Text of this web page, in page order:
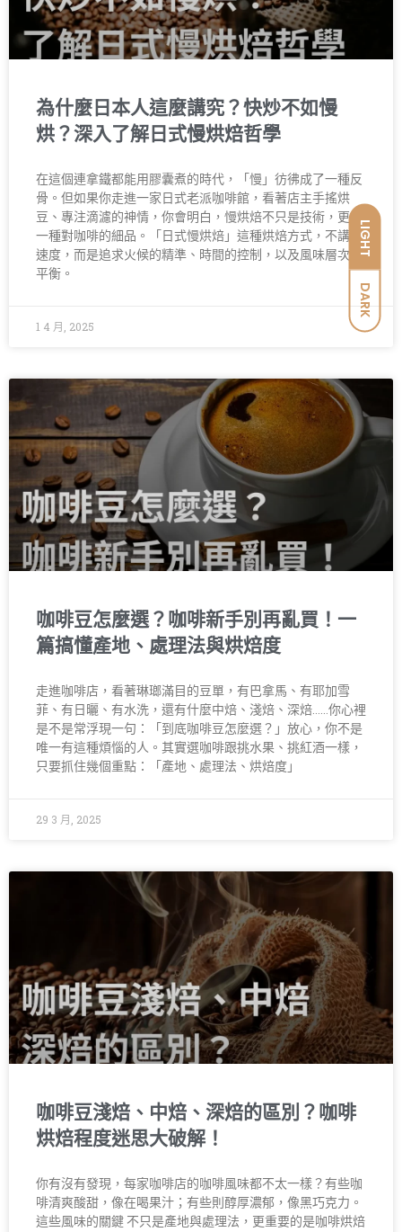
LIGHT
DARK
為什麼日本人這麼講究？快炒不如慢
烘？深入了解日式慢烘焙哲學
在這個連拿鐵都能用膠囊煮的時代，「慢」彷彿成了一種反
骨。但如果你走進一家日式老派咖啡館，看著店主手搖烘
豆、專注滴濾的神情，你會明白，慢烘焙不只是技術，更是
一種對咖啡的細品。「日式慢烘焙」這種烘焙方式，不講求
速度，而是追求火候的精準、時間的控制，以及風味層次的
平衡。
1 4 月, 2025
咖啡豆怎麼選？咖啡新手別再亂買！一
篇搞懂產地、處理法與烘焙度
走進咖啡店，看著琳瑯滿目的豆單，有巴拿馬、有耶加雪
菲、有日曬、有水洗，還有什麼中焙、淺焙、深焙……你心裡
是不是常浮現一句：「到底咖啡豆怎麼選？」放心，你不是
唯一有這種煩惱的人。其實選咖啡跟挑水果、挑紅酒一樣，
只要抓住幾個重點：「產地、處理法、烘焙度」
29 3 月, 2025
咖啡豆淺焙、中焙、深焙的區別？咖啡
烘焙程度迷思大破解！
你有沒有發現，每家咖啡店的咖啡風味都不太一樣？有些咖
啡清爽酸甜，像在喝果汁；有些則醇厚濃郁，像黑巧克力。
這些風味的關鍵 不只是產地與處理法，更重要的是咖啡烘焙